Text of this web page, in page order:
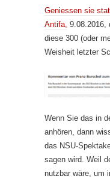
Geniessen sie
Antifa, 9.08.2016,
diese 300 (oder
Weisheit letzter
Wenn Sie das in
anhören, dann
das NSU-
sagen wird. Weil
nutzbar wäre, um